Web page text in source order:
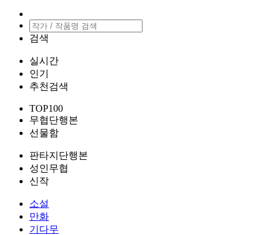
검색
실시간
인기
추천검색
TOP100
무협단행본
선물함
판타지단행본
성인무협
신작
소설
만화
기다무